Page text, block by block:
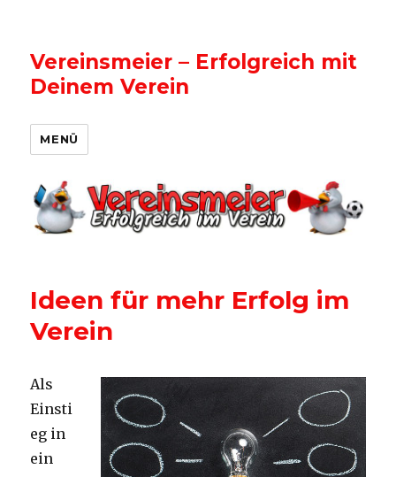
Vereinsmeier – Erfolgreich mit
Deinem Verein
MENÜ
Ideen für mehr Erfolg im
Verein
Als
Einsti
eg in
ein